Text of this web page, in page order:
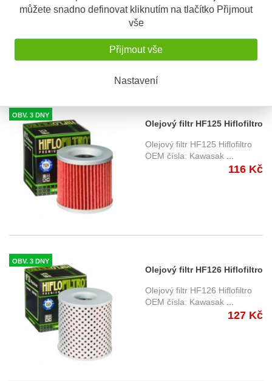
můžete snadno definovat kliknutím na tlačítko Přijmout
vše
Přijmout vše
Nastavení
OEM čísla: Kawasak...
OBV. 3 DNY
Olejový filtr HF125 Hiflofiltro
Olejový filtr HF125 Hiflofiltro
OEM čísla: Kawasak
116 Kč
OBV. 3 DNY
Olejový filtr HF126 Hiflofiltro
Olejový filtr HF126 Hiflofiltro
OEM čísla: Kawasak
127 Kč